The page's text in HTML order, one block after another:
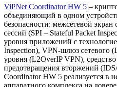
ViPNet Coordinator HW 5 –
объединяющий в одном
безопасности: межсетевой экран
сессий (SPI – Stateful Packet
уровня приложений с
Inspection), VPN-шлюз сетевого
уровня (L2OverIP VPN),
предотвращения вторжений
Coordinator HW 5 реализуется в
аппаратного комплекса на